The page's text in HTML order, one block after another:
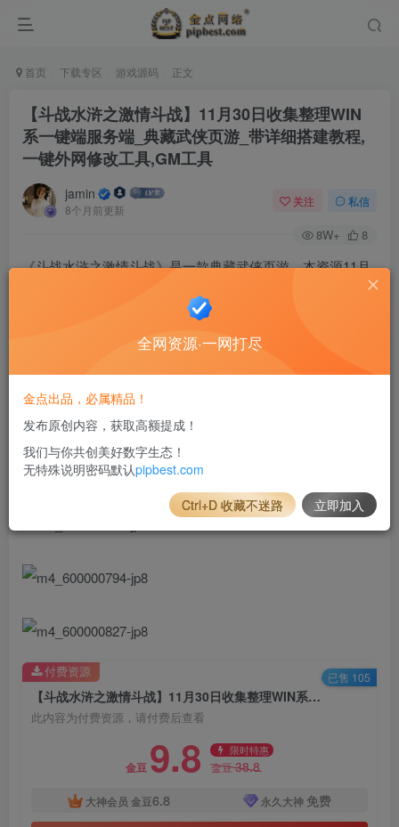
首页 下载专区 游戏源码 正文
【斗战水浒之激情斗战】11月30日收集整理WIN
系一键端服务端_典藏武侠页游_带详细搭建教程,
一键外网修改工具,GM工具
jamin
8个月前更新
关注 私信
8W+ 8
《斗战水浒之激情斗战》是一款典藏武侠页游。本资源11月
30日收集整理，提供Windows一键服务端，包含详细搭建教
程、一键外网修改工具及GM工具。
【斗战水浒之激情斗战】11月30日收集整理WIN系一键端服务端_典藏武侠页游_带详细搭建教程,一键外网修改工具,GM工具
此内容为付费资源，请付费后查看
金豆 9.8 限时特惠
金豆38.8
大神会员 金豆6.8 永久大神 免费
付费资源 已售 105
全网资源·一网打尽
金点出品，必属精品！
发布原创内容，获取高额提成！
我们与你共创美好数字生态！
无特殊说明密码默认pipbest.com
Ctrl+D 收藏不迷路 立即加入